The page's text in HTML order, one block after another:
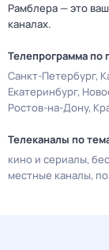
Рамблера — это
каналах.
Телепрограмма по
Санкт-Петербург
Екатеринбург
Ростов-на-Дону
Телеканалы по
кино и сериалы
местные каналы